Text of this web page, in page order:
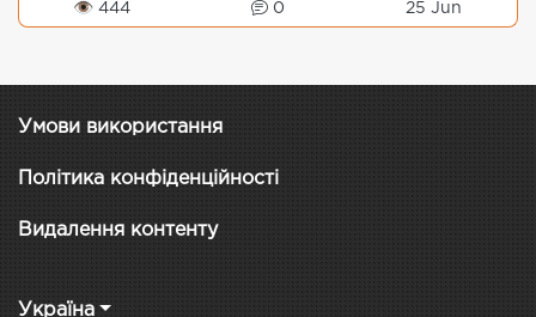
👁 444 0 25 Jun
Умови використання
Політика конфіденційності
Видалення контенту
Україна